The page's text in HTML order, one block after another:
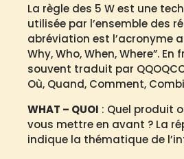
La règle des 5 W est une
utilisée par l’ensemble des
abréviation est l’acronyme
Why, Who, When, Where”.
souvent traduit par
Où, Quand, Comment,
WHAT – QUOI : Quel produit
vous mettre en avant ? La
indique la thématique de